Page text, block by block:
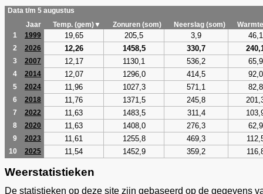
Data t/m 5 augustus
Jaar
Temp. (gem)▼ Zonuren (som) Neerslag (som)
1
1999 19,65 205,5 3,9 46,1
2 2026 12,26 1458,5 330,7
3 2007 12,17 1130,1 536,2 65,9
4 2014 12,07 1296,0 414,5 92,0
5 2024 11,96 1027,3 571,1 82,8
6 2018 11,76 1371,5 245,8
7 2022 11,63 1483,5 311,4
8 2020 11,63 1408,0 276,3 62,9
9 2023 11,61 1255,8 469,3
10 2025 11,54 1452,9 359,2
Weerstatistieken
De statistieken op deze site zijn gebaseerd op de gegevens